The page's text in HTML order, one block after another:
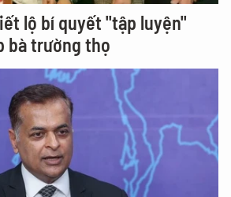
lộ bí quyết "tập luyện"
bà trường thọ